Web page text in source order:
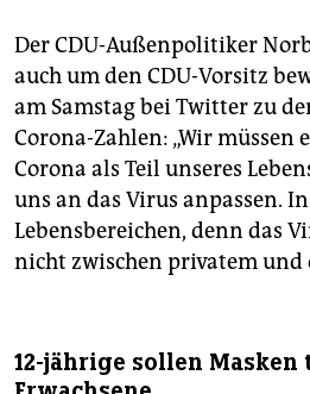
Der CDU-Außenpolitiker
auch um den CDU-Vorsitz
am Samstag bei Twitter zu
Corona-Zahlen: „Wir müssen
Corona als Teil unseres
uns an das Virus anpassen.
Lebensbereichen, denn das
nicht zwischen privatem und
12-jährige sollen